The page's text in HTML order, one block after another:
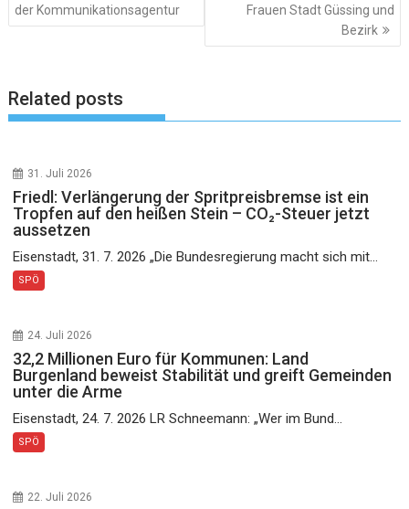
der Kommunikationsagentur
Frauen Stadt Güssing und
Bezirk
Related posts
31. Juli 2026
Friedl: Verlängerung der Spritpreisbremse ist ein
Tropfen auf den heißen Stein – CO₂-Steuer jetzt
aussetzen
Eisenstadt, 31. 7. 2026 „Die Bundesregierung macht sich mit...
SPÖ
24. Juli 2026
32,2 Millionen Euro für Kommunen: Land
Burgenland beweist Stabilität und greift Gemeinden
unter die Arme
Eisenstadt, 24. 7. 2026 LR Schneemann: „Wer im Bund...
SPÖ
22. Juli 2026